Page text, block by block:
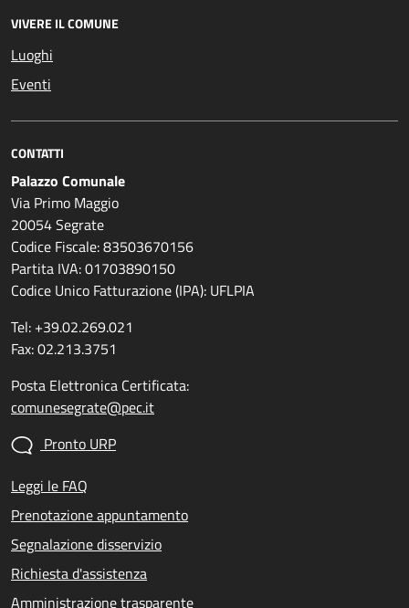
VIVERE IL COMUNE
Luoghi
Eventi
CONTATTI
Palazzo Comunale
Via Primo Maggio
20054 Segrate
Codice Fiscale: 83503670156
Partita IVA: 01703890150
Codice Unico Fatturazione (IPA): UFLPIA
Tel: +39.02.269.021
Fax: 02.213.3751
Posta Elettronica Certificata:
comunesegrate@pec.it
Pronto URP
Leggi le FAQ
Prenotazione appuntamento
Segnalazione disservizio
Richiesta d'assistenza
Amministrazione trasparente